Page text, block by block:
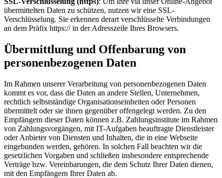
übermittelten Daten zu schützen, nutzen wir eine SSL-
Verschlüsselung. Sie erkennen derart verschlüsselte Verbindungen
an dem Präfix https:// in der Adresszeile Ihres Browsers.
Übermittlung und Offenbarung von
personenbezogenen Daten
Im Rahmen unserer Verarbeitung von personenbezogenen Daten
kommt es vor, dass die Daten an andere Stellen, Unternehmen,
rechtlich selbstständige Organisationseinheiten oder Personen
übermittelt oder sie ihnen gegenüber offengelegt werden. Zu den
Empfängern dieser Daten können z.B. Zahlungsinstitute im Rahmen
von Zahlungsvorgängen, mit IT-Aufgaben beauftragte Dienstleister
oder Anbieter von Diensten und Inhalten, die in eine Webseite
eingebunden werden, gehören. In solchen Fall beachten wir die
gesetzlichen Vorgaben und schließen insbesondere entsprechende
Verträge bzw. Vereinbarungen, die dem Schutz Ihrer Daten dienen,
mit den Empfängern Ihrer Daten ab.